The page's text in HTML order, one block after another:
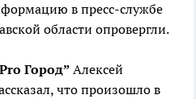
в пресс-службе
области опровергли.
Город” Алексей
что произошло в